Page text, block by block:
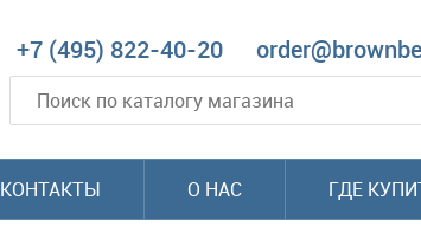
+7 (495) 822-40-20
КОНТАКТЫ О НАС ГДЕ